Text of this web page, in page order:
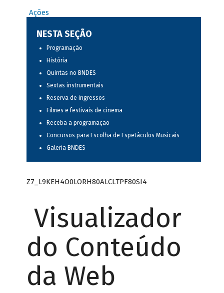
Ações
NESTA SEÇÃO
Programação
História
Quintas no BNDES
Sextas instrumentais
Reserva de ingressos
Filmes e festivais de cinema
Receba a programação
Concursos para Escolha de Espetáculos Musicais
Galeria BNDES
Z7_L9KEH4O0LORH80ALCLTPF80SI4
Visualizador
do Conteúdo
da Web